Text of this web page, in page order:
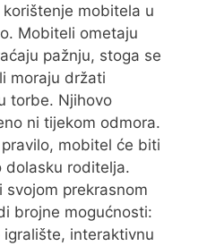
mobitela u
Mobiteli ometaju
pažnju, stoga se
moraju držati
torbe. Njihovo
ni tijekom odmora.
mobitel će biti
dolasku roditelja.
svojom prekrasnom
brojne mogućnosti:
interaktivnu